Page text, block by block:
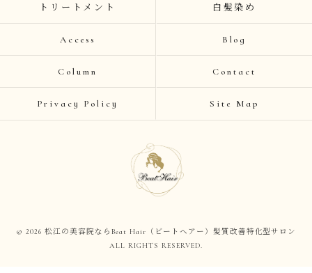
トリートメント 白髪染め
Access Blog
Column Contact
Privacy Policy Site Map
© 2026 松江の美容院ならBeat Hair（ビートヘアー）髪質改善特化型サロン
ALL RIGHTS RESERVED.